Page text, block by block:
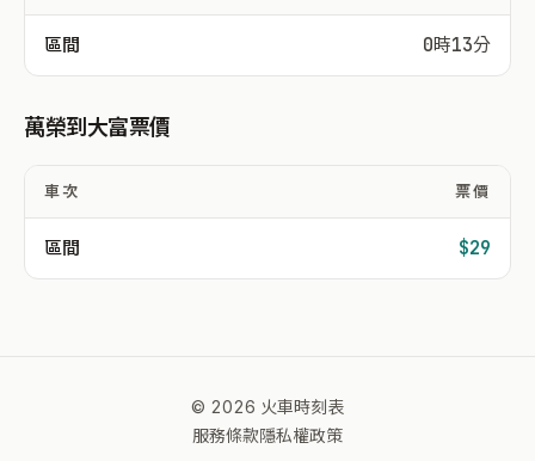
區間 0時13分
萬榮到大富票價
車次 票價
區間 $29
© 2026 火車時刻表
服務條款隱私權政策